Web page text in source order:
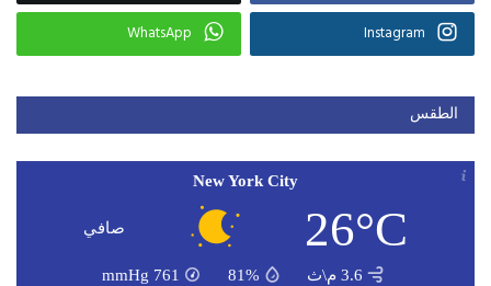
Instagram
WhatsApp
الطقس
New York City
26°C صافي
3.6 م\ث 81%
761
mmHg